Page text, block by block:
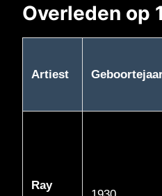
Overleden op
Artiest
Ray